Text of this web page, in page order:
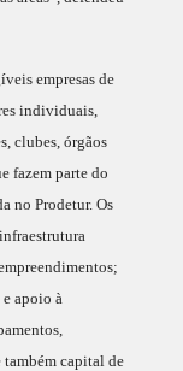
empresas de
individuais,
clubes, órgãos
fazem parte do
no Prodetur. Os
apoio à
capital de